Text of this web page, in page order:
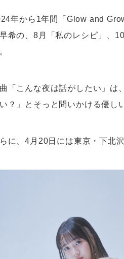
年から1年間「Glow and
希の、8月「私のレシピ」、
「こんな夜は話がしたい」は
？」とそっと問いかける優し
に、4月20日には東京・下北